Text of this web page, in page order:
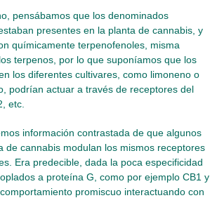
pensábamos que los denominados
presentes en la planta de cannabis, y
químicamente terpenofenoles, misma
terpenos, por lo que suponíamos que los
los diferentes cultivares, como limoneno o
podrían actuar a través de receptores del
etc.
información contrastada de que algunos
de cannabis modulan los mismos receptores
Era predecible, dada la poca especificidad
a proteína G, como por ejemplo CB1 y
promiscuo interactuando con